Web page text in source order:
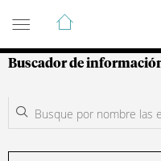
Guía de
Buscador de